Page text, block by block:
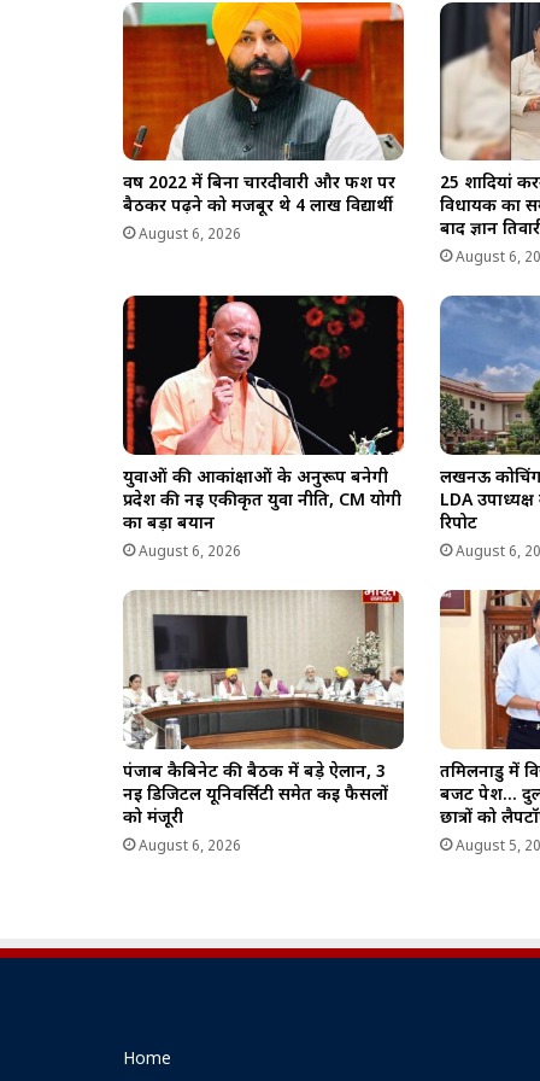
p
k
m
k
वर्ष 2022 में बिना चारदीवारी और फर्श पर
बैठकर पढ़ने को मजबूर थे 4 लाख विद्यार्थी
August 6, 2026
25 शादियां
विधायक का
बाद ज्ञान
August 6,
युवाओं की आकांक्षाओं के अनुरूप बनेगी
प्रदेश की नई एकीकृत युवा नीति, CM योगी
का बड़ा बयान
August 6, 2026
लखनऊ कोचिंग
LDA
रिपोर्ट
August 6,
पंजाब कैबिनेट की बैठक में बड़े ऐलान, 3
नई डिजिटल यूनिवर्सिटी समेत कई फैसलों
को मंजूरी
August 6, 2026
तमिलनाडु में
बजट पेश…
छात्रों को
August 5,
Home